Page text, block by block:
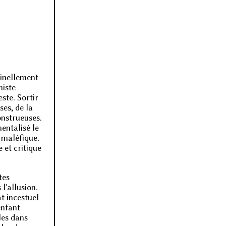
Sortir
de la
le
et critique
l'allusion.
incestuel
dans